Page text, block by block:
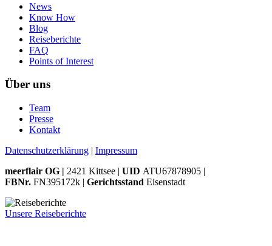
News
Know How
Blog
Reiseberichte
FAQ
Points of Interest
Über uns
Team
Presse
Kontakt
Datenschutzerklärung | Impressum
meerflair OG | 2421 Kittsee | UID ATU67878905 |
FBNr. FN395172k | Gerichtsstand Eisenstadt
Unsere Reiseberichte